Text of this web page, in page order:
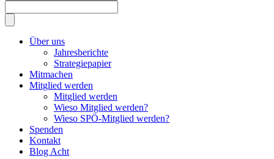
Über uns
Jahresberichte
Strategiepapier
Mitmachen
Mitglied werden
Mitglied werden
Wieso Mitglied werden?
Wieso SPÖ-Mitglied werden?
Spenden
Kontakt
Blog Acht